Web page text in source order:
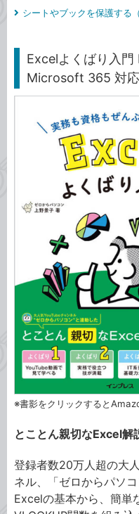
シートやブックを保護する
Excelよくばり入
Microsoft 365 対応
※書影をクリックすると
とことん親切なExcel解
登録者数20万人超の大
ネル、「ゼロからパソ
Excelの基本から、簡単